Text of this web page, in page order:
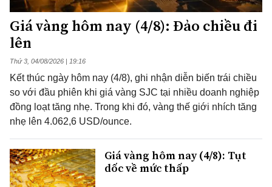
Giá vàng hôm nay (4/8): Đảo chiều đi
lên
Thứ 3, 04/08/2026 | 19:16
Kết thúc ngày hôm nay (4/8), ghi nhận diễn biến trái chiều
so với đầu phiên khi giá vàng SJC tại nhiều doanh nghiệp
đồng loạt tăng nhẹ. Trong khi đó, vàng thế giới nhích tăng
nhẹ lên 4.062,6 USD/ounce.
Giá vàng hôm nay (4/8): Tụt
dốc về mức thấp